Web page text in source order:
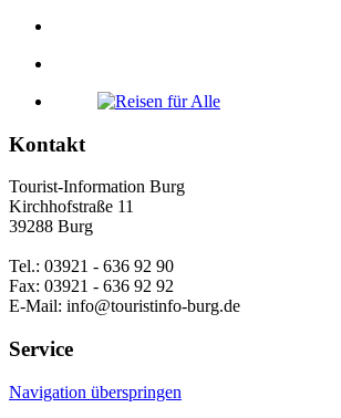
Kontakt
Tourist-Information Burg
Kirchhofstraße 11
39288 Burg
Tel.: 03921 - 636 92 90
Fax: 03921 - 636 92 92
E-Mail: info@touristinfo-burg.de
Service
Navigation überspringen